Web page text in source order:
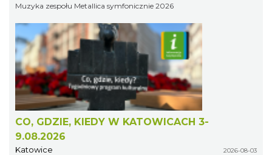
Muzyka zespołu Metallica symfonicznie 2026
CO, GDZIE, KIEDY W KATOWICACH 3-
9.08.2026
Katowice 2026-08-03